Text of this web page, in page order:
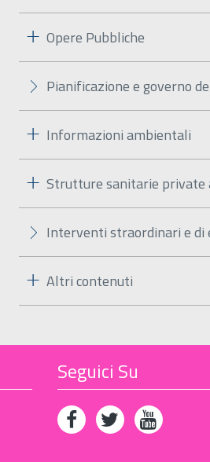
Opere Pubbliche
Pianificazione e governo
Informazioni ambientali
Strutture sanitarie private
Interventi straordinari e di
Altri contenuti
Seguici Su